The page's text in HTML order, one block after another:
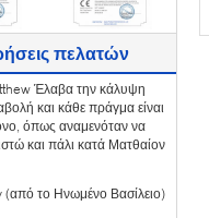
πελατών
Έλαβα την κάλυψη
και κάθε πράγμα είναι
όπως αναμενόταν να
και πάλι κατά Ματθαίον
το Ηνωμένο Βασίλειο)